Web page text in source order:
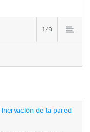
1/9
de la pared